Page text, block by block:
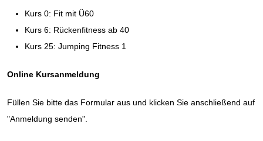
Kurs 0: Fit mit Ü60
Kurs 6: Rückenfitness ab 40
Kurs 25: Jumping Fitness 1
Online Kursanmeldung
Füllen Sie bitte das Formular aus und klicken Sie anschließend auf
"Anmeldung senden".